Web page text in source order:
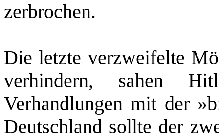
zerbrochen.
Die letzte verzweifelte
verhindern, sahen
Verhandlungen mit der
Deutschland sollte der